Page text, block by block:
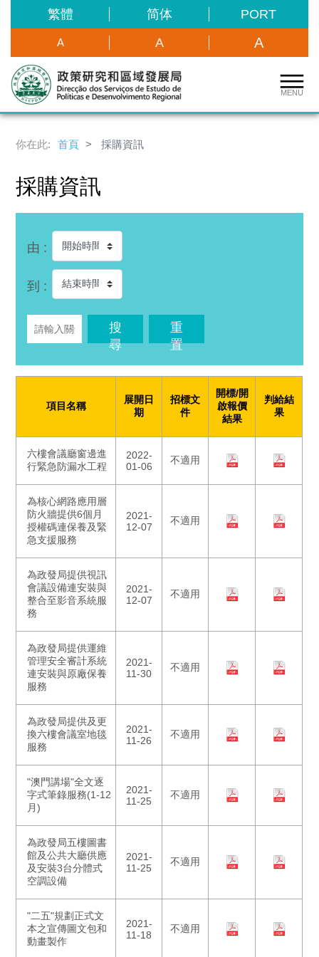
繁體 简体 PORT
A A A
MENU
你在此: 首頁 採購資訊
採購資訊
由 :
到 :
搜
尋
重
置
項目名稱
展開日
期
招標文
件
開標/開
啟報價
結果
判給結
果
六樓會議廳窗邊進
行緊急防漏水工程
2022-
01-06
不適用
為核心網路應用層
防火牆提供6個月
授權碼連保養及緊
急支援服務
2021-
12-07
不適用
為政發局提供視訊
會議設備連安裝與
整合至影音系統服
務
2021-
12-07
不適用
為政發局提供運維
管理安全審計系統
連安裝與原廠保養
服務
2021-
11-30
不適用
為政發局提供及更
換六樓會議室地毯
服務
2021-
11-26
不適用
"澳門講場"全文逐
字式筆錄服務(1-12
月)
2021-
11-25
不適用
為政發局五樓圖書
館及公共大廳供應
及安裝3台分體式
空調設備
2021-
11-25
不適用
"二五"規劃正式文
本之宣傳圖文包和
動畫製作
2021-
11-18
不適用